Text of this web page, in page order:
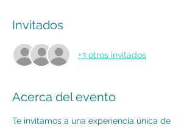
Invitados
+3 otros invitados
Acerca del evento
Te invitamos a una experiencia única de